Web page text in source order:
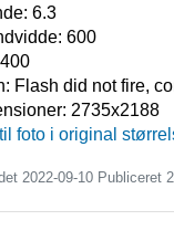
6.3
600
400
Flash did not fire,
2735x2188
foto i original
2022-09-10 Publiceret